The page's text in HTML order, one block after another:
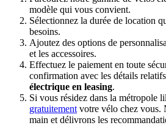
modèle qui vous convient.
Sélectionnez la durée de location
besoins.
Ajoutez des options de
et les accessoires.
Effectuez le paiement en toute
confirmation avec les détails
électrique en leasing.
Si vous résidez dans la métropole
gratuitement votre vélo chez vous.
main et délivrons les